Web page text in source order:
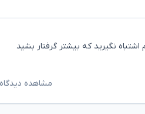
نگیرید که بیشتر گرفتار بشید
مشاهده